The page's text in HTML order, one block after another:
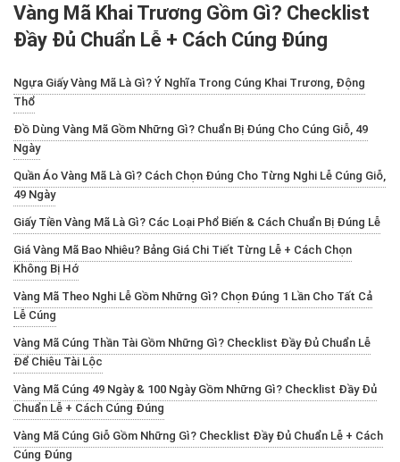
Vàng Mã Khai Trương Gồm Gì? Checklist
Đầy Đủ Chuẩn Lễ + Cách Cúng Đúng
Ngựa Giấy Vàng Mã Là Gì? Ý Nghĩa Trong Cúng Khai Trương, Động
Thổ
Đồ Dùng Vàng Mã Gồm Những Gì? Chuẩn Bị Đúng Cho Cúng Giỗ, 49
Ngày
Quần Áo Vàng Mã Là Gì? Cách Chọn Đúng Cho Từng Nghi Lễ Cúng Giỗ,
49 Ngày
Giấy Tiền Vàng Mã Là Gì? Các Loại Phổ Biến & Cách Chuẩn Bị Đúng Lễ
Giá Vàng Mã Bao Nhiêu? Bảng Giá Chi Tiết Từng Lễ + Cách Chọn
Không Bị Hớ
Vàng Mã Theo Nghi Lễ Gồm Những Gì? Chọn Đúng 1 Lần Cho Tất Cả
Lễ Cúng
Vàng Mã Cúng Thần Tài Gồm Những Gì? Checklist Đầy Đủ Chuẩn Lễ
Để Chiêu Tài Lộc
Vàng Mã Cúng 49 Ngày & 100 Ngày Gồm Những Gì? Checklist Đầy Đủ
Chuẩn Lễ + Cách Cúng Đúng
Vàng Mã Cúng Giỗ Gồm Những Gì? Checklist Đầy Đủ Chuẩn Lễ + Cách
Cúng Đúng